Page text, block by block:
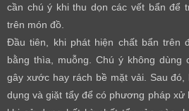
cần chú ý khi thu dọn các vết bẩn để
trên món đồ.
Đầu tiên, khi phát hiện chất bẩn trên
bằng thìa, muỗng. Chú ý không dùng
gây xước hay rách bề mặt vải. Sau
dụng và giặt tẩy để có phương pháp xử